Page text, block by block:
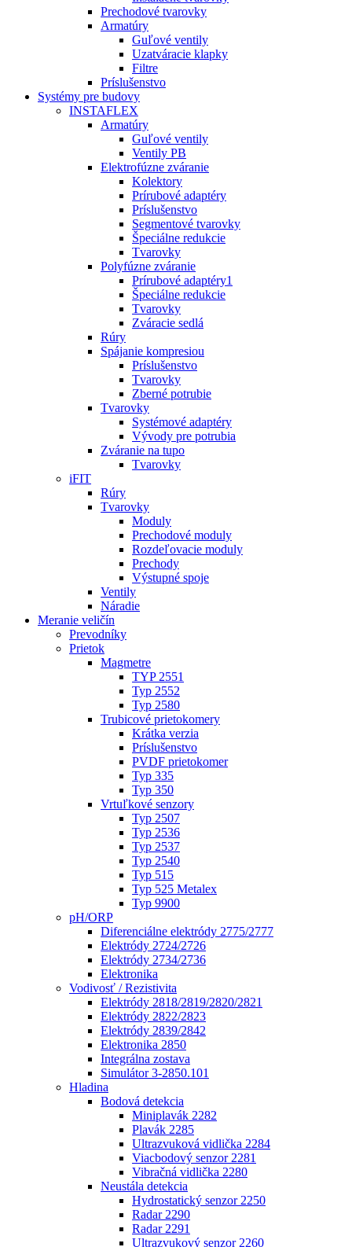
Prechodové tvarovky
Armatúry
Guľové ventily
Uzatváracie klapky
Filtre
Príslušenstvo
Systémy pre budovy
INSTAFLEX
Armatúry
Guľové ventily
Ventily PB
Elektrofúzne zváranie
Kolektory
Prírubové adaptéry
Príslušenstvo
Segmentové tvarovky
Špeciálne redukcie
Tvarovky
Polyfúzne zváranie
Prírubové adaptéry1
Špeciálne redukcie
Tvarovky
Zváracie sedlá
Rúry
Spájanie kompresiou
Príslušenstvo
Tvarovky
Zberné potrubie
Tvarovky
Systémové adaptéry
Vývody pre potrubia
Zváranie na tupo
Tvarovky
iFIT
Rúry
Tvarovky
Moduly
Prechodové moduly
Rozdeľovacie moduly
Prechody
Výstupné spoje
Ventily
Náradie
Meranie veličín
Prevodníky
Prietok
Magmetre
TYP 2551
Typ 2552
Typ 2580
Trubicové prietokomery
Krátka verzia
Príslušenstvo
PVDF prietokomer
Typ 335
Typ 350
Vrtuľkové senzory
Typ 2507
Typ 2536
Typ 2537
Typ 2540
Typ 515
Typ 525 Metalex
Typ 9900
pH/ORP
Diferenciálne elektródy 2775/2777
Elektródy 2724/2726
Elektródy 2734/2736
Elektronika
Vodivosť / Rezistivita
Elektródy 2818/2819/2820/2821
Elektródy 2822/2823
Elektródy 2839/2842
Elektronika 2850
Integrálna zostava
Simulátor 3-2850.101
Hladina
Bodová detekcia
Miniplavák 2282
Plavák 2285
Ultrazvuková vidlička 2284
Viacbodový senzor 2281
Vibračná vidlička 2280
Neustála detekcia
Hydrostatický senzor 2250
Radar 2290
Radar 2291
Ultrazvukový senzor 2260